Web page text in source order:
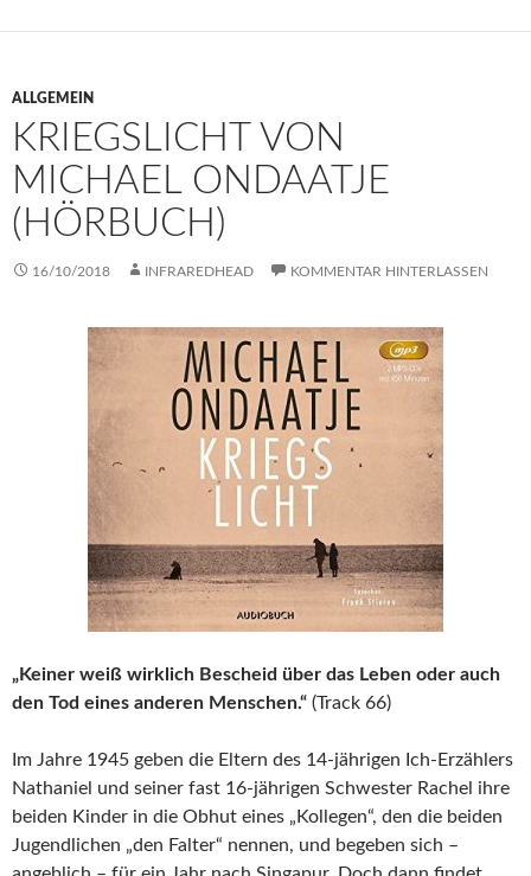
ALLGEMEIN
KRIEGSLICHT VON
MICHAEL ONDAATJE
(HÖRBUCH)
16/10/2018 INFRAREDHEAD KOMMENTAR HINTERLASSEN
„Keiner weiß wirklich Bescheid über das Leben oder auch
den Tod eines anderen Menschen.“ (Track 66)
Im Jahre 1945 geben die Eltern des 14-jährigen Ich-Erzählers
Nathaniel und seiner fast 16-jährigen Schwester Rachel ihre
beiden Kinder in die Obhut eines „Kollegen“, den die beiden
Jugendlichen „den Falter“ nennen, und begeben sich –